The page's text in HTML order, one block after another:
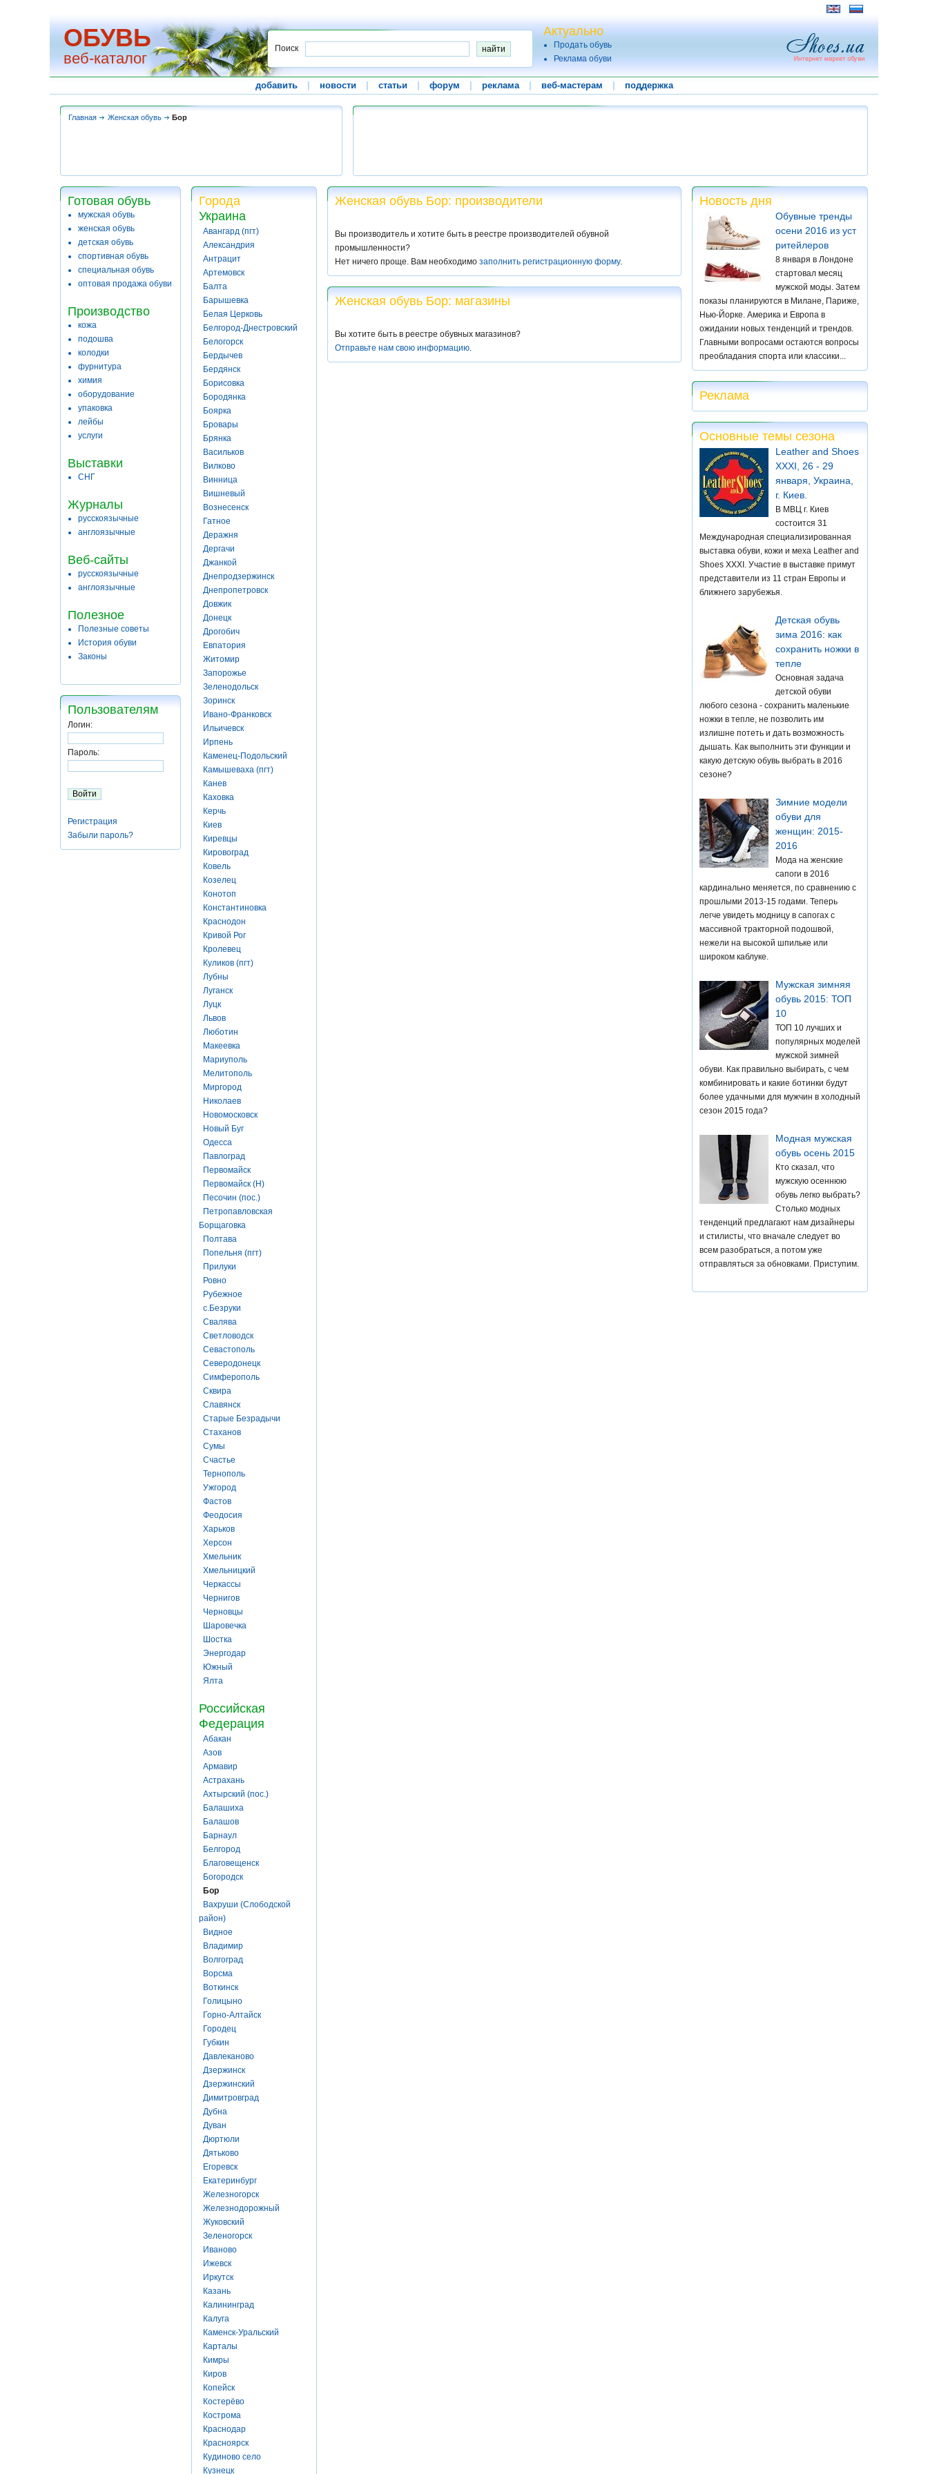
ОБУВЬ
веб-каталог
Поиск
Актуально
Продать обувь
Реклама обуви
добавить новости статьи форум реклама веб-мастерам поддержка
Главная Женская обувь Бор
Готовая обувь
мужская обувь
женская обувь
детская обувь
спортивная обувь
специальная обувь
оптовая продажа обуви
Производство
кожа
подошва
колодки
фурнитура
химия
оборудование
упаковка
лейбы
услуги
Выставки
СНГ
Журналы
русскоязычные
англоязычные
Веб-сайты
русскоязычные
англоязычные
Полезное
Полезные советы
История обуви
Законы
Пользователям
Логин:
Пароль:
Регистрация
Забыли пароль?
Города
Украина
Авангард (пгт)
Александрия
Антрацит
Артемовск
Балта
Барышевка
Белая Церковь
Белгород-Днестровский
Белогорск
Бердычев
Бердянск
Борисовка
Бородянка
Боярка
Бровары
Брянка
Васильков
Вилково
Винница
Вишневый
Вознесенск
Гатное
Деражня
Дергачи
Джанкой
Днепродзержинск
Днепропетровск
Довжик
Донецк
Дрогобич
Евпатория
Житомир
Запорожье
Зеленодольск
Зоринск
Ивано-Франковск
Ильичевск
Ирпень
Каменец-Подольский
Камышеваха (пгт)
Канев
Каховка
Керчь
Киев
Киревцы
Кировоград
Ковель
Козелец
Конотоп
Константиновка
Краснодон
Кривой Рог
Кролевец
Куликов (пгт)
Лубны
Луганск
Луцк
Львов
Люботин
Макеевка
Мариуполь
Мелитополь
Миргород
Николаев
Новомосковск
Новый Буг
Одесса
Павлоград
Первомайск
Первомайск (Н)
Песочин (пос.)
Петропавловская
Борщаговка
Полтава
Попельня (пгт)
Прилуки
Ровно
Рубежное
с.Безруки
Свалява
Светловодск
Севастополь
Северодонецк
Симферополь
Сквира
Славянск
Старые Безрадычи
Стаханов
Сумы
Счастье
Тернополь
Ужгород
Фастов
Феодосия
Харьков
Херсон
Хмельник
Хмельницкий
Черкассы
Чернигов
Черновцы
Шаровечка
Шостка
Энергодар
Южный
Ялта
Российская
Федерация
Абакан
Азов
Армавир
Астрахань
Ахтырский (пос.)
Балашиха
Балашов
Барнаул
Белгород
Благовещенск
Богородск
Бор
Вахруши (Слободской
район)
Видное
Владимир
Волгоград
Ворсма
Воткинск
Голицыно
Горно-Алтайск
Городец
Губкин
Давлеканово
Дзержинск
Дзержинский
Димитровград
Дубна
Дуван
Дюртюли
Дятьково
Егоревск
Екатеринбург
Железногорск
Железнодорожный
Жуковский
Зеленогорск
Иваново
Ижевск
Иркутск
Казань
Калининград
Калуга
Каменск-Уральский
Карталы
Кимры
Киров
Копейск
Костерёво
Кострома
Краснодар
Красноярск
Кудиново село
Кузнецк
Женская обувь Бор: производители
Вы производитель и хотите быть в реестре производителей обувной
промышленности?
Нет ничего проще. Вам необходимо заполнить регистрационную форму.
Женская обувь Бор: магазины
Вы хотите быть в реестре обувных магазинов?
Отправьте нам свою информацию.
Новость дня
Обувные тренды
осени 2016 из уст
ритейлеров
8 января в Лондоне
стартовал месяц
мужской моды. Затем
показы планируются в Милане, Париже,
Нью-Йорке. Америка и Европа в
ожидании новых тенденций и трендов.
Главными вопросами остаются вопросы
преобладания спорта или классики...
Реклама
Основные темы сезона
Leather and Shoes
XXXI, 26 - 29
января, Украина,
г. Киев.
В МВЦ г. Киев
состоится 31
Международная специализированная
выставка обуви, кожи и меха Leather and
Shoes XXXI. Участие в выставке примут
представители из 11 стран Европы и
ближнего зарубежья.
Детская обувь
зима 2016: как
сохранить ножки в
тепле
Основная задача
детской обуви
любого сезона - сохранить маленькие
ножки в тепле, не позволить им
излишне потеть и дать возможность
дышать. Как выполнить эти функции и
какую детскую обувь выбрать в 2016
сезоне?
Зимние модели
обуви для
женщин: 2015-
2016
Мода на женские
сапоги в 2016
кардинально меняется, по сравнению с
прошлыми 2013-15 годами. Теперь
легче увидеть модницу в сапогах с
массивной тракторной подошвой,
нежели на высокой шпильке или
широком каблуке.
Мужская зимняя
обувь 2015: ТОП
10
ТОП 10 лучших и
популярных моделей
мужской зимней
обуви. Как правильно выбирать, с чем
комбинировать и какие ботинки будут
более удачными для мужчин в холодный
сезон 2015 года?
Модная мужская
обувь осень 2015
Кто сказал, что
мужскую осеннюю
обувь легко выбрать?
Столько модных
тенденций предлагают нам дизайнеры
и стилисты, что вначале следует во
всем разобраться, а потом уже
отправляться за обновками. Приступим.